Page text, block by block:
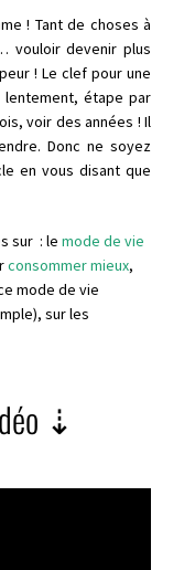
! Tant de choses à
vouloir devenir plus
! Le clef pour une
étape par
voir des années ! Il
Donc ne soyez
en vous disant que
sur : le mode de vie
consommer mieux,
mode de vie
sur les
⇣